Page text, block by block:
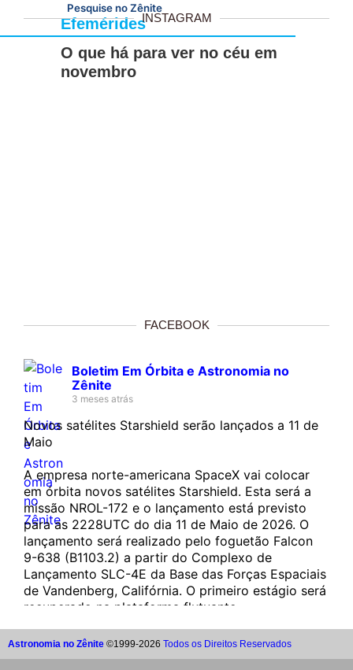
Efemérides
O que há para ver no céu em
novembro
Pesquise no Zênite
INSTAGRAM
FACEBOOK
Boletim Em Órbita e Astronomia no
Zênite
3 meses atrás
Novos satélites Starshield serão lançados a 11 de
Maio
A empresa norte-americana SpaceX vai colocar
em órbita novos satélites Starshield. Esta será a
missão NROL-172 e o lançamento está previsto
para as 2228UTC do dia 11 de Maio de 2026. O
lançamento será realizado pelo foguetão Falcon
9-638 (B1103.2) a partir do Complexo de
Lançamento SLC-4E da Base das Forças Espaciais
de Vandenberg, Califórnia. O primeiro estágio será
recuperado na plataforma flutuante…...
Astronomia no Zênite ©1999-2026 Todos os Direitos Reservados